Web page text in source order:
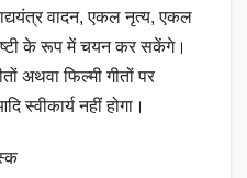
वादन, एकल नृत्य, एकल
के रूप में चयन कर सकेंगे।
अथवा फिल्मी गीतों पर
स्वीकार्य नहीं होगा।